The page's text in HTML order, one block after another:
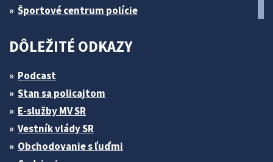
Športové centrum polície
DÔLEŽITÉ ODKAZY
Podcast
Stan sa policajtom
E-služby MV SR
Vestník vlády SR
Obchodovanie s ľuďmi